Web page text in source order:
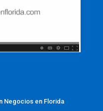
Negocios en Florida